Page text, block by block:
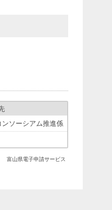
ンソーシアム推進係
富山県電子申請サービス